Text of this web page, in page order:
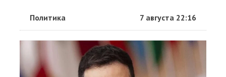
Политика 7 августа 22:16